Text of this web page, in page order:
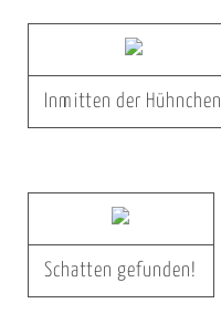
Inmitten der Hühnchen
Schatten gefunden!